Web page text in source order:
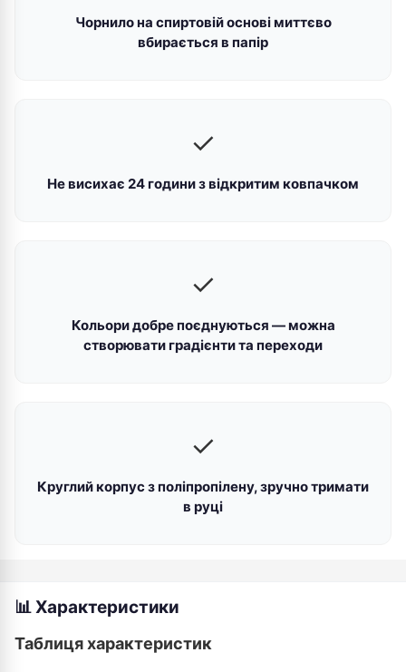
Чорнило на спиртовій основі миттєво
вбирається в папір
✓
Не висихає 24 години з відкритим ковпачком
✓
Кольори добре поєднуються — можна
створювати градієнти та переходи
✓
Круглий корпус з поліпропілену, зручно тримати
в руці
📊 Характеристики
Таблиця характеристик